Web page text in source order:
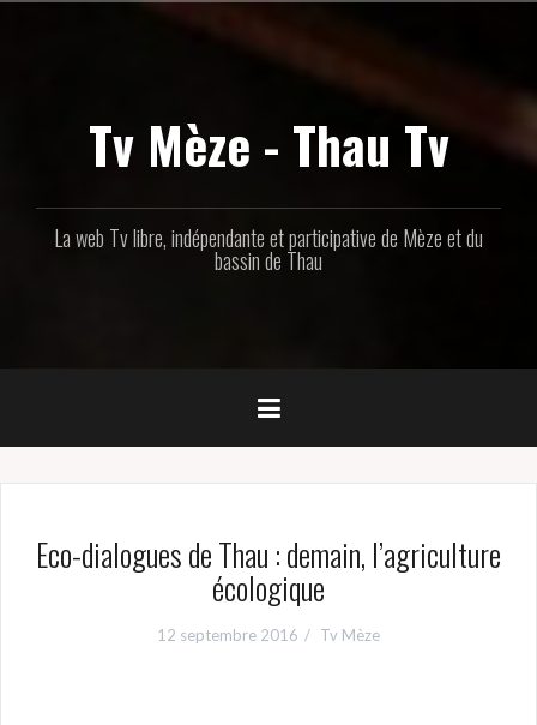
Tv Mèze - Thau Tv
La web Tv libre, indépendante et participative de Mèze et du
bassin de Thau
Eco-dialogues de Thau : demain, l’agriculture
écologique
12 septembre 2016 Tv Mèze